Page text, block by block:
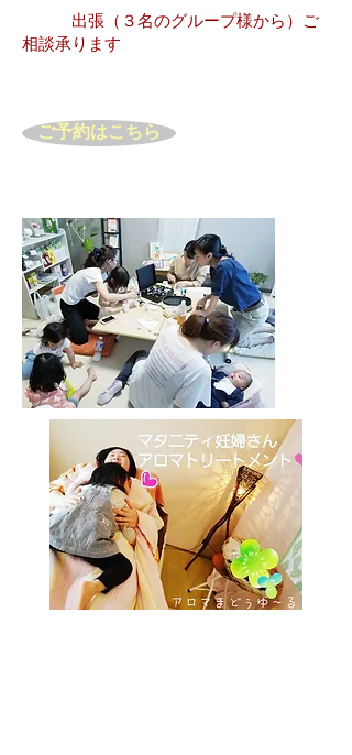
出張（３名のグループ様から）ご
相談承ります
ご予約はこちら